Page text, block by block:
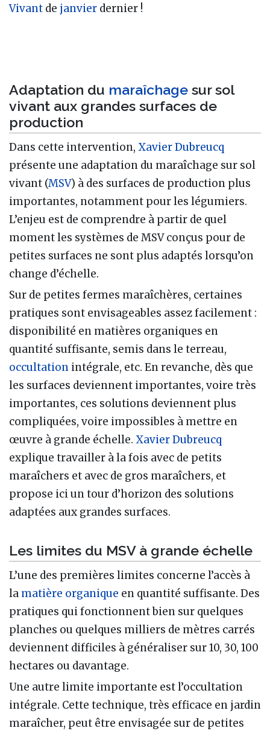
Vivant de janvier dernier !
Adaptation du maraîchage sur sol
vivant aux grandes surfaces de
production
Dans cette intervention, Xavier Dubreucq
présente une adaptation du maraîchage sur sol
vivant (MSV) à des surfaces de production plus
importantes, notamment pour les légumiers.
L’enjeu est de comprendre à partir de quel
moment les systèmes de MSV conçus pour de
petites surfaces ne sont plus adaptés lorsqu’on
change d’échelle.
Sur de petites fermes maraîchères, certaines
pratiques sont envisageables assez facilement :
disponibilité en matières organiques en
quantité suffisante, semis dans le terreau,
occultation intégrale, etc. En revanche, dès que
les surfaces deviennent importantes, voire très
importantes, ces solutions deviennent plus
compliquées, voire impossibles à mettre en
œuvre à grande échelle. Xavier Dubreucq
explique travailler à la fois avec de petits
maraîchers et avec de gros maraîchers, et
propose ici un tour d’horizon des solutions
adaptées aux grandes surfaces.
Les limites du MSV à grande échelle
L’une des premières limites concerne l’accès à
la matière organique en quantité suffisante. Des
pratiques qui fonctionnent bien sur quelques
planches ou quelques milliers de mètres carrés
deviennent difficiles à généraliser sur 10, 30, 100
hectares ou davantage.
Une autre limite importante est l’occultation
intégrale. Cette technique, très efficace en jardin
maraîcher, peut être envisagée sur de petites